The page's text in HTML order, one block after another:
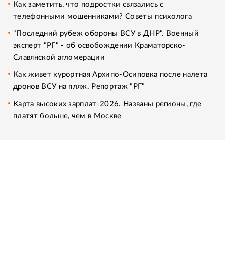
Как заметить, что подростки связались с
телефонными мошенниками? Советы психолога
"Последний рубеж обороны ВСУ в ДНР". Военный
эксперт "РГ" - об освобождении Краматорско-
Славянской агломерации
Как живет курортная Архипо-Осиповка после налета
дронов ВСУ на пляж. Репортаж "РГ"
Карта высоких зарплат-2026. Названы регионы, где
платят больше, чем в Москве